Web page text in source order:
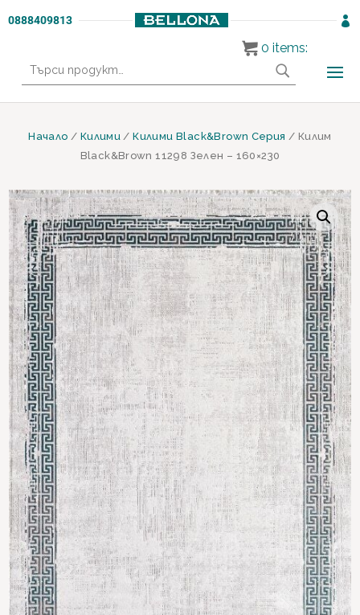
0888409813 
за:
Начало / Килими /Килими Black&Brown Серия / Килим
Black&Brown 11298 Зелен – 160×230
0 items: